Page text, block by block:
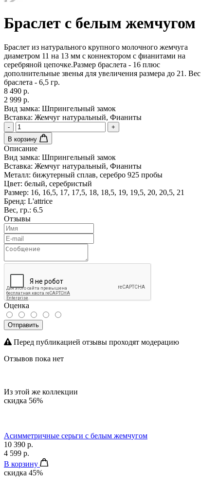
Браслет с белым жемчугом
Браслет из натурального крупного молочного жемчуга
диаметром 11 на 13 мм с коннектором с фианитами на
серебряной цепочке.Размер браслета - 16 плюс
дополнительные звенья для увеличения размера до 21. Вес
браслета - 6,5 гр.
8 490 р.
2 999 р.
Вид замка: Шпрингельный замок
Вставка: Жемчуг натуральный, Фианиты
-
+
В корзину
Описание
Вид замка: Шпрингельный замок
Вставка: Жемчуг натуральный, Фианиты
Металл: бижутерный сплав, серебро 925 пробы
Цвет: белый, серебристый
Размер: 16, 16,5, 17, 17,5, 18, 18,5, 19, 19,5, 20, 20,5, 21
Бренд: L'attrice
Вес, гр.: 6.5
Отзывы
Оценка
Отправить
Перед публикацией отзывы проходят модерацию
Отзывов пока нет
Из этой же коллекции
скидка 56%
Асимметричные серьги с белым жемчугом
10 390 р.
4 599 р.
В корзину
скидка 45%